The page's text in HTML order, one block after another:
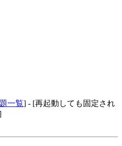
一覧] - [再起動しても固定され